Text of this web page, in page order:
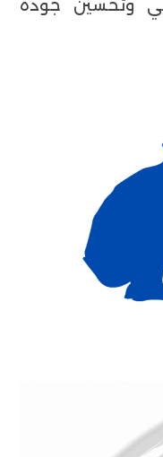
وتحسين جودة